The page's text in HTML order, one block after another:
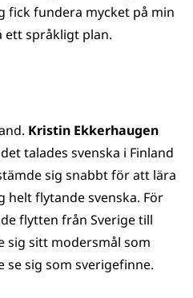
fick fundera mycket på min
ett språkligt plan.
Kristin Ekkerhaugen
talades svenska i Finland
sig snabbt för att lära
helt flytande svenska. För
flytten från Sverige till
sig sitt modersmål som
se sig som sverigefinne.